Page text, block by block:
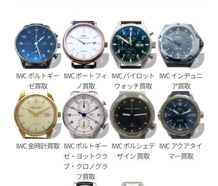
イマー IW376704
日時点の参考買取価格です
IWC ポートフィノ クロノグラ
IW391005
参考買取価格
406,000 円
※2023年4月9日時点の参考買
IWC ポルトギー
ゼ買取
IWC ポートフィ
ノ買取
IWC パイロット
ウォッチ買取
IWC インヂュニ
ア買取
IWC 金時計買取 IWC ポルトギー
ゼ・ヨットクラ
ブ・クロノグラ
フ買取
IWC ポルシェデ
ザイン 買取
IWC アクアタイ
マー買取